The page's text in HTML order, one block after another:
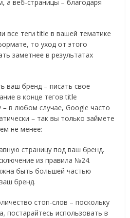
а веб-страницы – благодаря
все теги title в вашей тематике
то уход от этого
заметнее в результатах
ваш бренд – писать свое
в конце тегов title
в любом случае, Google часто
– так вы только займете
не менее:
страницу под ваш бренд.
из правила №24.
быть большей частью
бренд.
стоп-слов – поскольку
постарайтесь использовать в